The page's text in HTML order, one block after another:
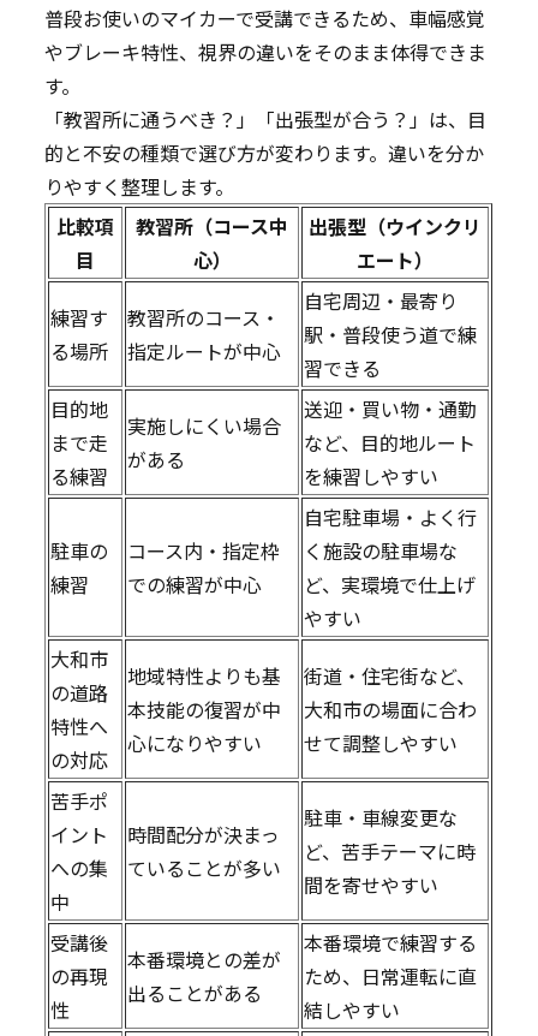
普段お使いのマイカーで受講できるため、車幅感覚
やブレーキ特性、視界の違いをそのまま体得できま
す。
「教習所に通うべき？」「出張型が合う？」は、目
的と不安の種類で選び方が変わります。違いを分か
りやすく整理します。
比較項
目
教習所（コース中
心）
出張型（ウインクリ
エート）
練習す
る場所
教習所のコース・
指定ルートが中心
自宅周辺・最寄り
駅・普段使う道で練
習できる
目的地
まで走
る練習
実施しにくい場合
がある
送迎・買い物・通勤
など、目的地ルート
を練習しやすい
駐車の
練習
コース内・指定枠
での練習が中心
自宅駐車場・よく行
く施設の駐車場な
ど、実環境で仕上げ
やすい
大和市
の道路
特性へ
の対応
地域特性よりも基
本技能の復習が中
心になりやすい
街道・住宅街など、
大和市の場面に合わ
せて調整しやすい
苦手ポ
イント
への集
中
時間配分が決まっ
ていることが多い
駐車・車線変更な
ど、苦手テーマに時
間を寄せやすい
受講後
の再現
性
本番環境との差が
出ることがある
本番環境で練習する
ため、日常運転に直
結しやすい